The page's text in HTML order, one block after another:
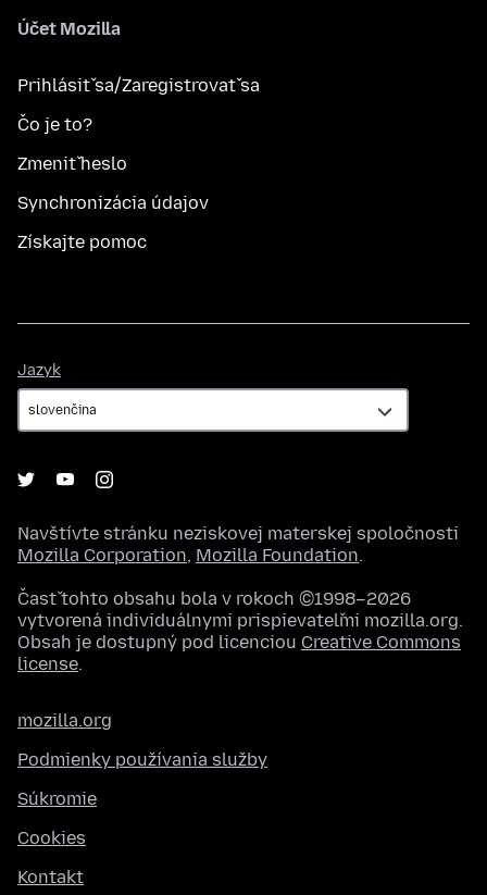
Účet Mozilla
Prihlásiť sa/Zaregistrovať sa
Čo je to?
Zmeniť heslo
Synchronizácia údajov
Získajte pomoc
Jazyk
Navštívte stránku neziskovej materskej spoločnosti
Mozilla Corporation, Mozilla Foundation.
Časť tohto obsahu bola v rokoch ©1998–2026
vytvorená individuálnymi prispievateľmi mozilla.org.
Obsah je dostupný pod licenciou Creative Commons
license.
mozilla.org
Podmienky používania služby
Súkromie
Cookies
Kontakt